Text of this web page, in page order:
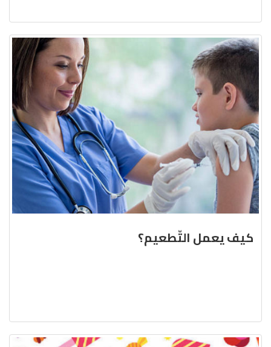
كيف يعمل التّطعيم؟